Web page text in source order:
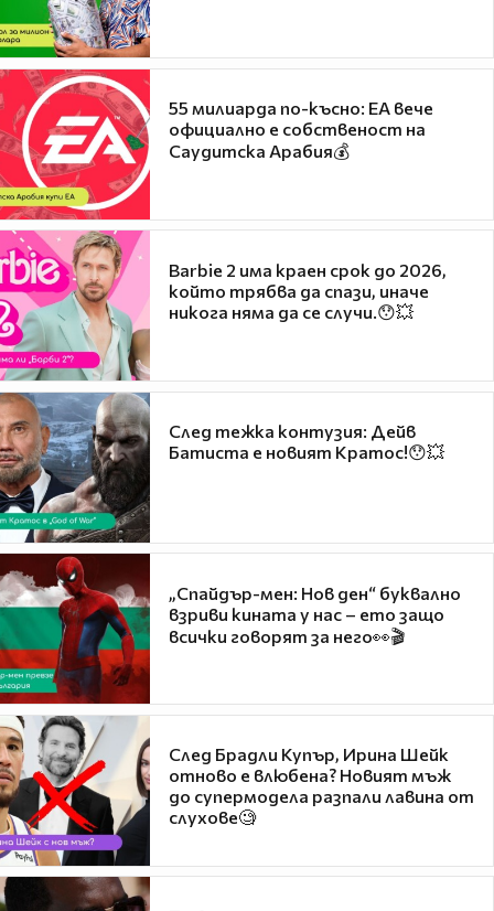
55 милиарда по-късно: EA вече
официално е собственост на
Саудитска Арабия💰
Barbie 2 има краен срок до 2026,
който трябва да спази, иначе
никога няма да се случи.😯💥
След тежка контузия: Дейв
Батиста е новият Кратос!😯💥
„Спайдър-мен: Нов ден“ буквално
взриви кината у нас – ето защо
всички говорят за него👀🎬
След Брадли Купър, Ирина Шейк
отново е влюбена? Новият мъж
до супермодела разпали лавина от
слухове🧐